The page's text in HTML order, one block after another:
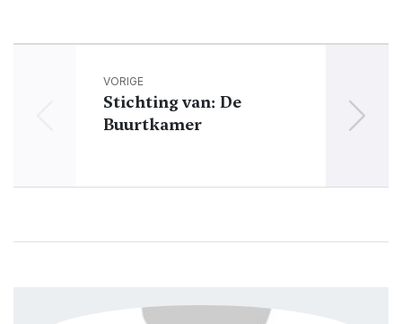
VORIGE
Stichting van: De
Buurtkamer